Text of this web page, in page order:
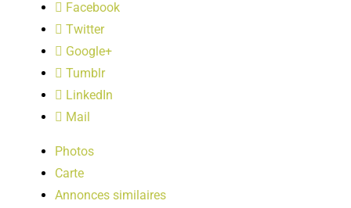
LOISIRS
PUBLICATIONS
Facebook
Twitter
Google+
Tumblr
LinkedIn
Mail
Photos
Carte
Annonces similaires